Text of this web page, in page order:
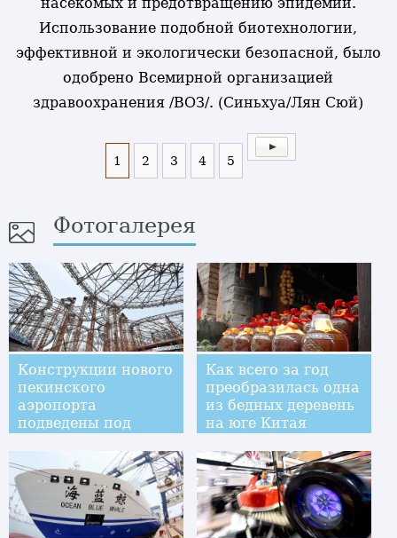
Использование подобной биотехнологии,
эффективной и экологически безопасной, было
одобрено Всемирной организацией
здравоохранения /ВОЗ/. (Синьхуа/Лян Сюй)
1 2 3 4 5
Фотогалерея
Конструкции нового
пекинского
аэропорта
подведены под
Как всего за год
преобразилась одна
из бедных деревень
на юге Китая